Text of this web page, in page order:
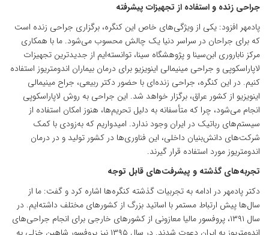
جراحی زنده و استفاده از تجهیزات پیشرفته
پادمهر افزود: یکی از ویژگی‌های خاص این کنگره، برگزاری جراحی زنده است
که برای جراحان در سراسر دنیا یک چالش محسوب می‌شود. ما با همکاری
مرکز ناباروری ابن‌سینا و پژوهشگاه سینا، توانسته‌ایم از جدیدترین تجهیزات
لاپاراسکوپی و جراحی مینیمالی اینویزیو برای درمان بیماران اندومتریوز استفاده
کنیم. در این کنگره، جراحی زنده‌ای با حضور دکتر ربیعی، جراح مینیمالی
اینویزیو از کشور عراق، برگزار خواهد شد. این جراحی به روش لاپاراسکوپی
انجام می‌شود، چرا که متأسفانه به دلیل تحریم‌ها، هنوز امکان استفاده از
سیستم‌های رباتیک در ایران وجود ندارد. امیدواریم که به‌زودی با کمک
شرکت‌های دانش‌بنیان داخلی، این فناوری‌ها در کشور تولید و در درمان
اندومتریوز مورد استفاده قرار گیرند.
تجربه‌های گذشته و پیشرفت‌های قابل توجه
دکتر پادمهر در ادامه به تجربیات گذشته کنگره‌ها اشاره کرد و گفت: ما از
سال‌ها پیش ارتباط مستمر با اساتید بزرگ از کشورهای مختلف داشته‌ایم. در
سال ۱۳۹۱، پروفسور مالیا معازونی از کشورهای خارجی برای انجام جراحی‌های